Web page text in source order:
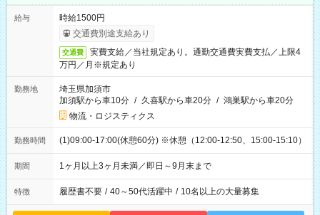
給与
時給1500円
交通費別途支給あり
交通費
実費支給／当社規定あり。通勤交通費実費支払／上限4
万円／月※規定あり
勤務地
埼玉県加須市
加須駅から車10分 / 久喜駅から車20分 / 鴻巣駅から車20分
物流・ロジスティクス
勤務時間 (1)09:00-17:00(休憩60分) ※休憩（12:00-12:50、15:00-15:10）
期間 1ヶ月以上3ヶ月未満／即日～9月末まで
特徴 履歴書不要 / 40～50代活躍中 / 10名以上の大量募集